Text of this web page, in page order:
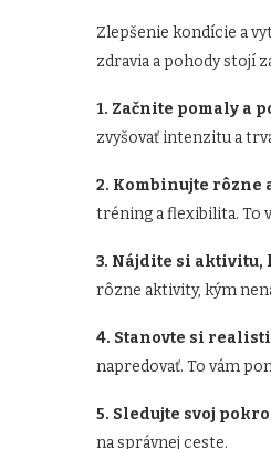
Zlepšenie kondície a
zdravia a pohody stojí
1. Začnite pomaly a
zvyšovať intenzitu a
2. Kombinujte rôzne
tréning a flexibilita. To
3. Nájdite si aktivitu,
rôzne aktivity, kým
4. Stanovte si
napredovať. To vám
5. Sledujte svoj
na správnej ceste.